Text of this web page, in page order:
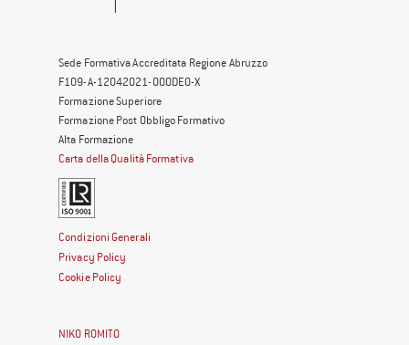
Sede Formativa Accreditata Regione Abruzzo
F109-A-12042021-000DE0-X
Formazione Superiore
Formazione Post Obbligo Formativo
Alta Formazione
Carta della Qualità Formativa
Condizioni Generali
Privacy Policy
Cookie Policy
NIKO ROMITO